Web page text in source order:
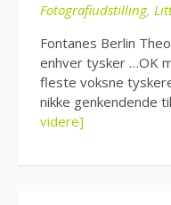
Fotografiudstilling,
Fontanes Berlin
enhver tysker …OK
fleste voksne
nikke genkendende
videre]